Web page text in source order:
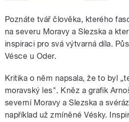
Poznáte tvář člověka, kterého
na severu Moravy a Slezska a
inspiraci pro svá výtvarná díla.
Vésce u Oder.
Kritika o něm napsala, že to byl
moravský les". Kněz a grafik
severní Moravy a Slezska a
například už zmíněné Vésky.